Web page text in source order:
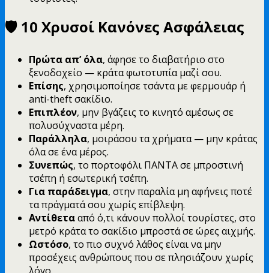
🛡️ 10 Χρυσοί Κανόνες Ασφάλειας
Πρώτα απ’ όλα, άφησε το διαβατήριο στο
ξενοδοχείο — κράτα φωτοτυπία μαζί σου.
Επίσης, χρησιμοποίησε τσάντα με φερμουάρ ή
anti-theft σακίδιο.
Επιπλέον, μην βγάζεις το κινητό αμέσως σε
πολυσύχναστα μέρη.
Παράλληλα, μοιράσου τα χρήματα — μην κράτας
όλα σε ένα μέρος.
Συνεπώς, το πορτοφόλι ΠΑΝΤΑ σε μπροστινή
τσέπη ή εσωτερική τσέπη.
Για παράδειγμα, στην παραλία μη αφήνεις ποτέ
τα πράγματά σου χωρίς επίβλεψη.
Αντίθετααπό ό,τι κάνουν πολλοί τουρίστες, στο
μετρό κράτα το σακίδιο μπροστά σε ώρες αιχμής.
Ωστόσο, το πιο συχνό λάθος είναι να μην
προσέχεις ανθρώπους που σε πλησιάζουν χωρίς